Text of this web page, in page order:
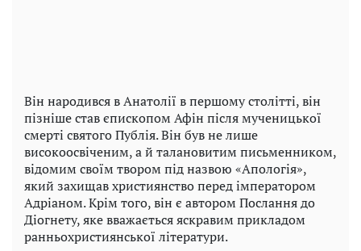
Він народився в Анатолії в першому столітті, він
пізніше став єпископом Афін після мученицької
смерті святого Публія. Він був не лише
високоосвіченим, а й талановитим письменником,
відомим своїм твором під назвою «Апологія»,
який захищав християнство перед імператором
Адріаном. Крім того, він є автором Послання до
Діогнету, яке вважається яскравим прикладом
ранньохристиянської літератури.